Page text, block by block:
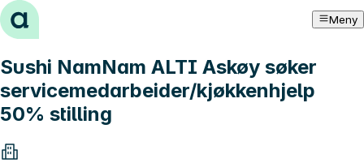
Hopp til innhold Meny
Sushi NamNam ALTI Askøy søker
servicemedarbeider/kjøkkenhjelp
50% stilling